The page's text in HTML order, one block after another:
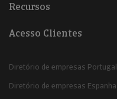
Recursos
Acesso Clientes
Diretório de empresas Portugal
Diretório de empresas Espanha